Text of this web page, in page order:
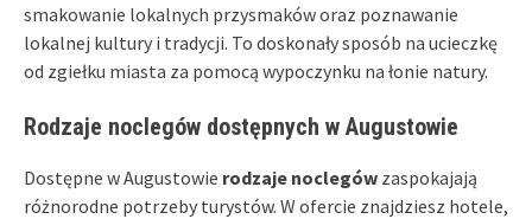
smakowanie lokalnych przysmaków oraz poznawanie
lokalnej kultury i tradycji. To doskonały sposób na ucieczkę
od zgiełku miasta za pomocą wypoczynku na łonie natury.
Rodzaje noclegów dostępnych w Augustowie
Dostępne w Augustowie rodzaje noclegów zaspokajają
różnorodne potrzeby turystów. W ofercie znajdziesz hotele,